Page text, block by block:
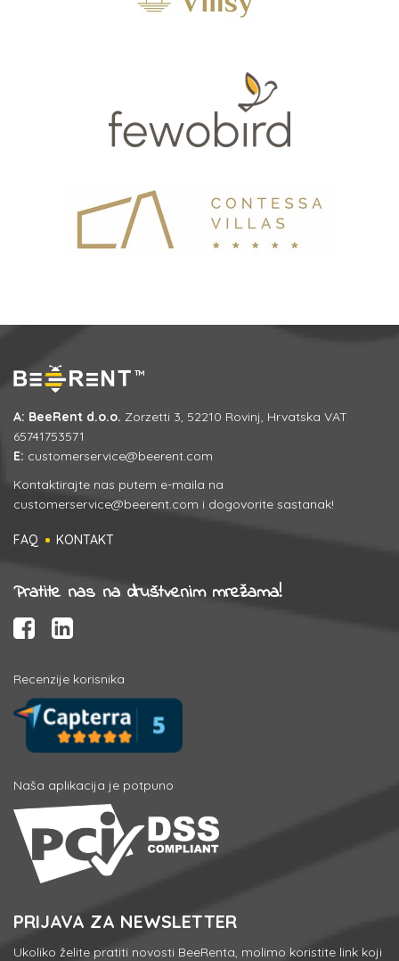
A: BeeRent d.o.o. Zorzetti 3, 52210 Rovinj, Hrvatska VAT
65741753571
E: customerservice@beerent.com
Kontaktirajte nas putem e-maila na
customerservice@beerent.com i dogovorite sastanak!
FAQ KONTAKT
Pratite nas na društvenim mrežama!
Recenzije korisnika
Naša aplikacija je potpuno
PRIJAVA ZA NEWSLETTER
Ukoliko želite pratiti novosti BeeRenta, molimo koristite link koji